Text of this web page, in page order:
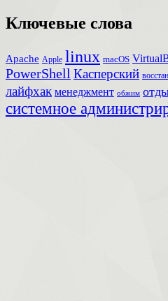
Ключевые слова
Apache Apple linux macOS
PowerShell Касперский
лайфхак менеджмент обжим
системное